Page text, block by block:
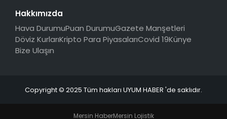
Hakkımızda
Hava DurumuPuan DurumuGazete Manşetleri
Döviz KurlarıKripto Para PiyasalarıCovid 19Künye
Bize Ulaşın
Copyright © 2025 Tüm hakları UYUM HABER 'de saklıdır.
Mersin HaberMersin Lojistik